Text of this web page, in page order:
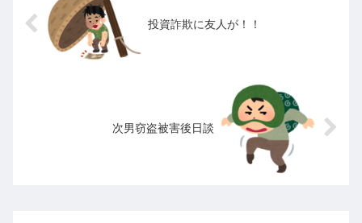
投資詐欺に友人が！！
次男窃盗被害後日談